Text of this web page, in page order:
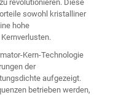
revolutionieren. Diese
sowohl kristalliner
hohe
Kern-Technologie
der
aufgezeigt.
betrieben werden,